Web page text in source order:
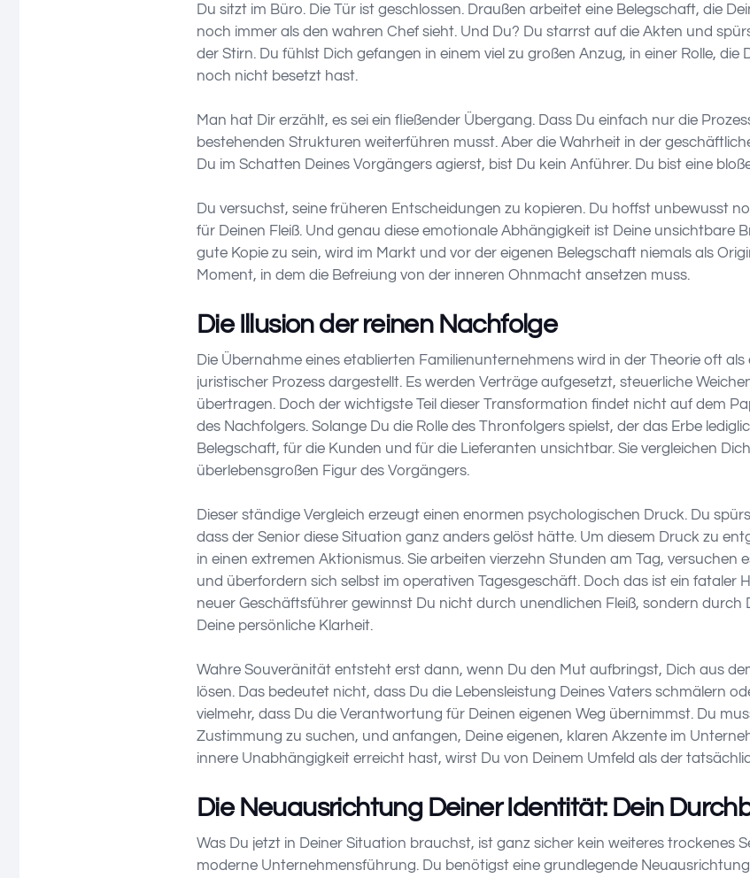
Du sitzt im Büro. Die Tür ist geschlossen. Draußen arbeitet eine Belegschaft, die
noch immer als den wahren Chef sieht. Und Du? Du starrst auf die Akten und
der Stirn. Du fühlst Dich gefangen in einem viel zu großen Anzug, in einer Rolle,
noch nicht besetzt hast.
Man hat Dir erzählt, es sei ein fließender Übergang. Dass Du einfach nur die
bestehenden Strukturen weiterführen musst. Aber die Wahrheit in der
Du im Schatten Deines Vorgängers agierst, bist Du kein Anführer. Du bist eine
Du versuchst, seine früheren Entscheidungen zu kopieren. Du hoffst unbewusst
für Deinen Fleiß. Und genau diese emotionale Abhängigkeit ist Deine unsichtbare
gute Kopie zu sein, wird im Markt und vor der eigenen Belegschaft niemals als
Moment, in dem die Befreiung von der inneren Ohnmacht ansetzen muss.
Die Illusion der reinen Nachfolge
Die Übernahme eines etablierten Familienunternehmens wird in der Theorie oft
juristischer Prozess dargestellt. Es werden Verträge aufgesetzt, steuerliche
übertragen. Doch der wichtigste Teil dieser Transformation findet nicht auf dem
des Nachfolgers. Solange Du die Rolle des Thronfolgers spielst, der das Erbe
Belegschaft, für die Kunden und für die Lieferanten unsichtbar. Sie vergleichen
überlebensgroßen Figur des Vorgängers.
Dieser ständige Vergleich erzeugt einen enormen psychologischen Druck. Du
dass der Senior diese Situation ganz anders gelöst hätte. Um diesem Druck zu
in einen extremen Aktionismus. Sie arbeiten vierzehn Stunden am Tag, versuchen
und überfordern sich selbst im operativen Tagesgeschäft. Doch das ist ein fataler
neuer Geschäftsführer gewinnst Du nicht durch unendlichen Fleiß, sondern
Deine persönliche Klarheit.
Wahre Souveränität entsteht erst dann, wenn Du den Mut aufbringst, Dich aus
lösen. Das bedeutet nicht, dass Du die Lebensleistung Deines Vaters schmälern
vielmehr, dass Du die Verantwortung für Deinen eigenen Weg übernimmst. Du
Zustimmung zu suchen, und anfangen, Deine eigenen, klaren Akzente im
innere Unabhängigkeit erreicht hast, wirst Du von Deinem Umfeld als der
Die Neuausrichtung Deiner Identität: Dein
Was Du jetzt in Deiner Situation brauchst, ist ganz sicher kein weiteres trockenes
moderne Unternehmensführung. Du benötigst eine grundlegende